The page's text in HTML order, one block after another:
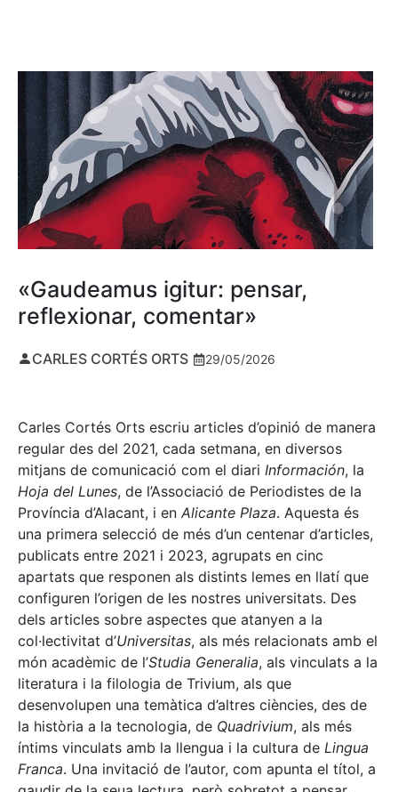
«Gaudeamus igitur: pensar,
reflexionar, comentar»
CARLES CORTÉS ORTS 29/05/2026
Carles Cortés Orts escriu articles d’opinió de manera
regular des del 2021, cada setmana, en diversos
mitjans de comunicació com el diari Información, la
Hoja del Lunes, de l’Associació de Periodistes de la
Província d’Alacant, i en Alicante Plaza. Aquesta és
una primera selecció de més d’un centenar d’articles,
publicats entre 2021 i 2023, agrupats en cinc
apartats que responen als distints lemes en llatí que
configuren l’origen de les nostres universitats. Des
dels articles sobre aspectes que atanyen a la
col·lectivitat d’Universitas, als més relacionats amb el
món acadèmic de l’Studia Generalia, als vinculats a la
literatura i la filologia de Trivium, als que
desenvolupen una temàtica d’altres ciències, des de
la història a la tecnologia, de Quadrivium, als més
íntims vinculats amb la llengua i la cultura de Lingua
Franca. Una invitació de l’autor, com apunta el títol, a